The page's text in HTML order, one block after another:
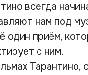
всегда
нам под
один приём,
с ним.
Тарантино,